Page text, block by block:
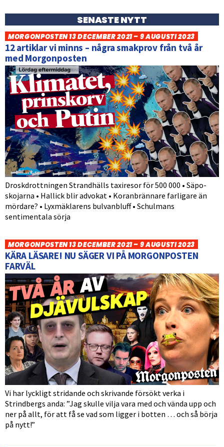
SENASTE NYTT
MORGONPOSTEN 13 DECEMBER 2021 – 9 AUGUSTI 2023
12 artiklar vi minns – några smakprov från två år
med Morgonposten
Droskdrottningen Strandhälls taxiresor för 500 000 • Säpo-
skojarna • Hallick blir advokat • Koranbrännare farligare än
mördare? • Lyxmäklarens bulvanbluff • Schulmans
sentimentala sörja
MORGONPOSTEN 13 DECEMBER 2021 – 9 AUGUSTI 2023
KÄRA LÄSARE! NU SÄGER VI PÅ MORGONPOSTEN
FARVÄL
Vi har lyckligt stridande och skrivande försökt verka i
Strindbergs anda: ”Jag skulle vilja vara med och vända upp och
ner på allt, för att få se vad som ligger i botten … och så börja
på nytt!”